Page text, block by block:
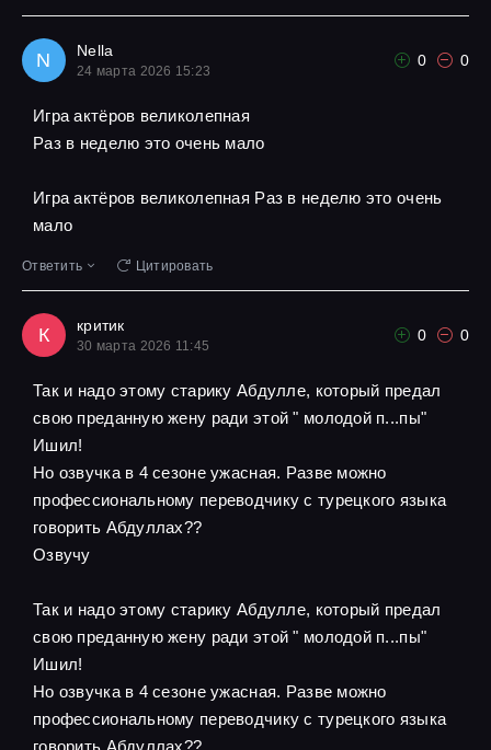
N Nella
24 марта 2026 15:23
0 0
Игра актёров великолепная
Pаз в неделю это очень мало
Игра актёров великолепная Pаз в неделю это очень
мало
Ответить Цитировать
К критик
30 марта 2026 11:45
0 0
Так и надо этому старику Абдулле, который предал
свою преданную жену ради этой " молодой п...пы"
Ишил!
Но озвучка в 4 сезоне ужасная. Разве можно
профессиональному переводчику с турецкого языка
говорить Абдуллах??
Озвучу
Так и надо этому старику Абдулле, который предал
свою преданную жену ради этой " молодой п...пы"
Ишил!
Но озвучка в 4 сезоне ужасная. Разве можно
профессиональному переводчику с турецкого языка
говорить Абдуллах??